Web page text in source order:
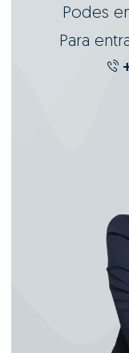
Podes
Para